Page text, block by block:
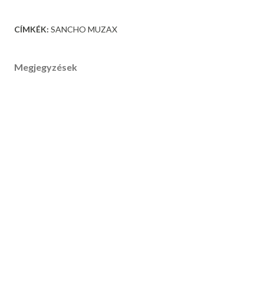
CÍMKÉK: SANCHO MUZAX
Megjegyzések